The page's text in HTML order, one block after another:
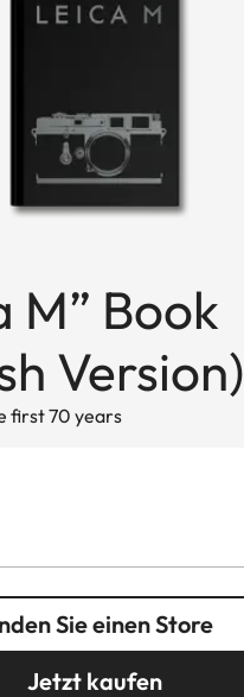
M” Book
Version)
first 70 years
Sie einen Store
Jetzt kaufen